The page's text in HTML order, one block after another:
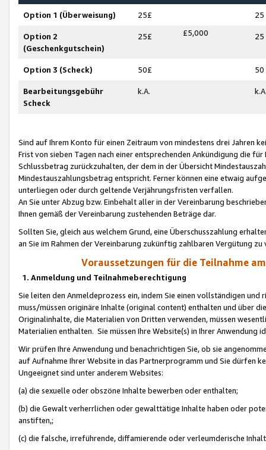
Option 1 (Überweisung) 25£ 25
Option 2
(Geschenkgutschein)
25£ £5,000 25
Option 3 (Scheck) 50£ 50
Bearbeitungsgebühr
Scheck
k.A.
Sind auf Ihrem Konto für einen Zeitraum von mindestens drei Jahren
Frist von sieben Tagen nach einer entsprechenden Ankündigung die
Schlussbetrag zurückzuhalten, der dem in der Übersicht
Mindestauszahlungsbetrag entspricht. Ferner können eine etwaig
unterliegen oder durch geltende Verjährungsfristen verfallen.
An Sie unter Abzug bzw. Einbehalt aller in der Vereinbarung
Ihnen gemäß der Vereinbarung zustehenden Beträge dar.
Sollten Sie, gleich aus welchem Grund, eine Überschusszahlung
an Sie im Rahmen der Vereinbarung zukünftig zahlbaren Vergütung zu
Voraussetzungen für die Teilnahme
1. Anmeldung und Teilnahmeberechtigung
Sie leiten den Anmeldeprozess ein, indem Sie einen vollständigen
muss/müssen originäre Inhalte (original content) enthalten und über
Originalinhalte, die Materialien von Dritten verwenden, müssen
Materialien enthalten. Sie müssen Ihre Website(s) in Ihrer Anwendung
Wir prüfen Ihre Anwendung und benachrichtigen Sie, ob sie
auf Aufnahme Ihrer Website in das Partnerprogramm und Sie dürfen
Ungeeignet sind unter anderem Websites:
(a) die sexuelle oder obszöne Inhalte bewerben oder enthalten;
(b) die Gewalt verherrlichen oder gewalttätige Inhalte haben oder
anstiften,;
(c) die falsche, irreführende, diffamierende oder verleumderische